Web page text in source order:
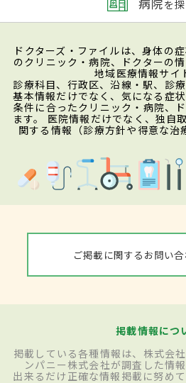
病院を
ドクターズ・ファイルは、身体の
のクリニック・病院、ドクターの
地域医療情報サイ
診療科目、行政区、沿線・駅、診
基本情報だけでなく、気になる症
条件に合ったクリニック・病院、
ます。 医院情報だけでなく、独自
関する情報（診療方針や得意な治
ご掲載に関するお問い
掲載情報につ
掲載している各種情報は、株式会
ンパニー株式会社が調査した情
出来るだけ正確な情報掲載に努め